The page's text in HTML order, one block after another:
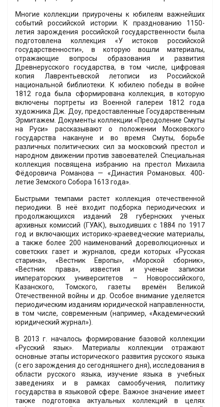
Многие коллекции приурочены к юбилеям важнейших
событий российской истории. К празднованию 1150-
летия зарождения российской государственности была
подготовлена коллекция «У истоков российской
государственности», в которую вошли материалы,
отражающие вопросы образования и развития
Древнерусского государства, в том числе, цифровая
копия Лаврентьевской летописи из Российской
национальной библиотеки. К юбилею победы в войне
1812 года была сформирована коллекция, в которую
включены портреты из Военной галереи 1812 года
художника Дж. Доу, предоставленные Государственным
Эрмитажем. Документы коллекции «Преодоление Смуты
на Руси» рассказывают о положении Московского
государства накануне и во время Смуты, борьбе
различных политических сил за московский престол и
народном движении против завоевателей. Специальная
коллекция посвящена избранию на престол Михаила
Фёдоровича Романова — «Династия Романовых. 400-
летие Земского Собора 1613 года».
Быстрыми темпами растет коллекция отечественной
периодики. В неё входит подборка периодических и
продолжающихся изданий 28 губернских ученых
архивных комиссий (ГУАК), выходивших с 1884 по 1917
год и включающих историко-краеведческие материалы,
а также более 200 наименований дореволюционных и
советских газет и журналов, среди которых «Русская
старина», «Вестник Европы», «Морской сборник»,
«Вестник права», известия и ученые записки
императорских университетов – Новороссийского,
Казанского, Томского, газеты времён Великой
Отечественной войны и др. Особое внимание уделяется
периодическим изданиям юридической направленности,
в том числе, современным (например, «Академический
юридический журнал»).
В 2013 г. началось формирование базовой коллекции
«Русский язык». Материалы коллекции отражают
основные этапы исторического развития русского языка
(с его зарождения до сегодняшнего дня), исследования в
области русского языка, изучение языка в учебных
заведениях и в рамках самообучения, политику
государства в языковой сфере. Важное значение имеет
также подготовка актуальных коллекций в целях